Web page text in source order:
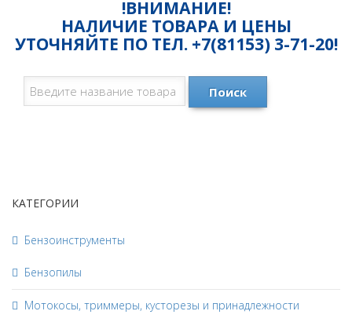
!ВНИМАНИЕ!
НАЛИЧИЕ ТОВАРА И ЦЕНЫ
УТОЧНЯЙТЕ ПО ТЕЛ. +7(81153) 3-71-20!
Поиск
КАТЕГОРИИ
Бензоинструменты
Бензопилы
Мотокосы, триммеры, кусторезы и принадлежности